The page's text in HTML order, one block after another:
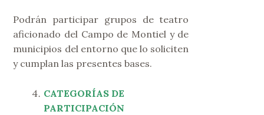
Podrán participar grupos de teatro
aficionado del Campo de Montiel y de
municipios del entorno que lo soliciten
y cumplan las presentes bases.
CATEGORÍAS DE
PARTICIPACIÓN